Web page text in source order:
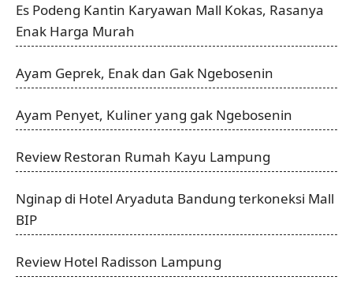
Es Podeng Kantin Karyawan Mall Kokas, Rasanya
Enak Harga Murah
Ayam Geprek, Enak dan Gak Ngebosenin
Ayam Penyet, Kuliner yang gak Ngebosenin
Review Restoran Rumah Kayu Lampung
Nginap di Hotel Aryaduta Bandung terkoneksi Mall
BIP
Review Hotel Radisson Lampung